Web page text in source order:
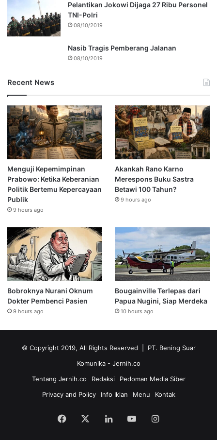
Pelantikan Jokowi Dijaga 27 Ribu Personel
TNI-Polri
08/10/2019
Nasib Tragis Pemberang Jalanan
08/10/2019
Recent News
Menguji Kepemimpinan
Prabowo: Ketika Keberanian
Politik Bertemu Kepercayaan
Publik
9 hours ago
Akankah Rano Karno
Merespons Buku Sastra
Betawi 100 Tahun?
9 hours ago
Bobroknya Nurani Oknum
Dokter Pembenci Pasien
9 hours ago
Bougainville Terlepas dari
Papua Nugini, Siap Merdeka
10 hours ago
© Copyright 2019, All Rights Reserved | PT. Bening Suar
Komunika - Jernih.co
Tentang Jernih.co
Redaksi
Pedoman Media Siber
Privacy and Policy
Info Iklan Menu Kontak
Facebook LinkedInYouTubeInstagram